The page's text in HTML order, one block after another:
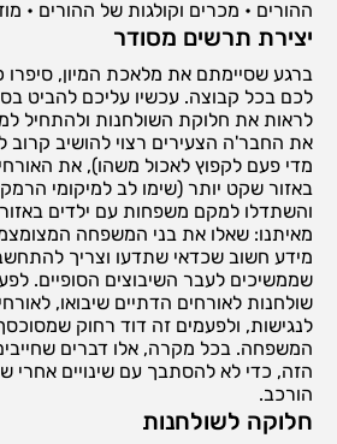
ההורים • מכרים וקולגות של ההורים •
יצירת תרשים מסודר
ברגע שסיימתם את מלאכת המיון, סיפרו
לכם בכל קבוצה. עכשיו עליכם להביט
לראות את חלוקת השולחנות ולהתחיל
את החבר'ה הצעירים רצוי להושיב קרוב
מדי פעם לקפוץ לאכול משהו), את
באזור שקט יותר (שימו לב למיקומי
והשתדלו למקם משפחות עם ילדים
מאיתנו: שאלו את בני המשפחה
מידע חשוב שכדאי שתדעו וצריך
שממשיכים לעבר השיבוצים הסופיים.
שולחנות לאורחים הדתיים שיבואו,
לנגישות, ולפעמים זה דוד רחוק
המשפחה. בכל מקרה, אלו דברים
הזה, כדי לא להסתבך עם שינויים אחרי
הורכב.
חלוקה לשולחנות